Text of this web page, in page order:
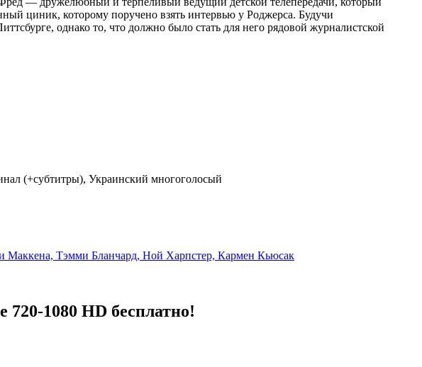
циник, которому поручено взять интервью у Роджерса. Будучи
однако то, что должно было стать для него рядовой журналистской
(+субтитры), Украинский многоголосый
Маккена, Тэмми Бланчард, Ной Харпстер, Кармен Кьюсак
720-1080 HD бесплатно!